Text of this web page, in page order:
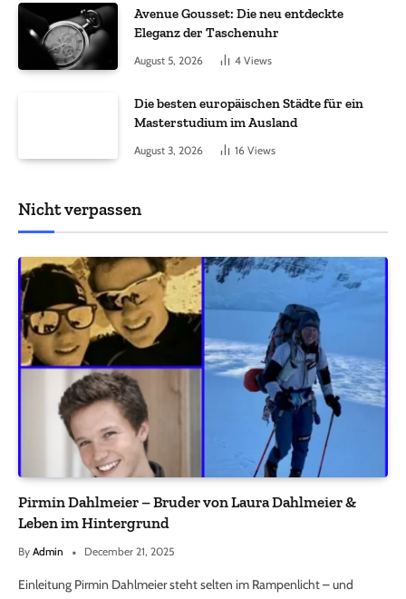
Avenue Gousset: Die neu entdeckte
Eleganz der Taschenuhr
August 5, 2026 4 Views
Die besten europäischen Städte für ein
Masterstudium im Ausland
August 3, 2026 16 Views
Nicht verpassen
Pirmin Dahlmeier – Bruder von Laura Dahlmeier &
Leben im Hintergrund
By Admin December 21, 2025
Einleitung Pirmin Dahlmeier steht selten im Rampenlicht – und